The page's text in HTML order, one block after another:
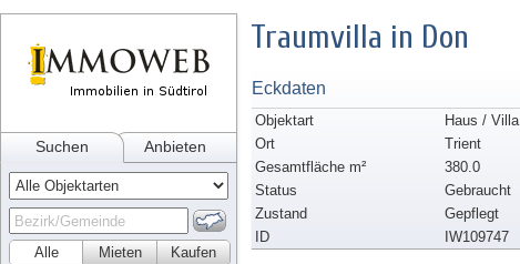
Suchen Anbieten
Alle Kaufen
Mieten
Traumvilla in Don
Eckdaten
Objektart
Haus / Villa
Ort
Trient
Gesamtfläche m²
380.0
Status
Gebraucht
Zustand
Gepflegt
ID
IW109747